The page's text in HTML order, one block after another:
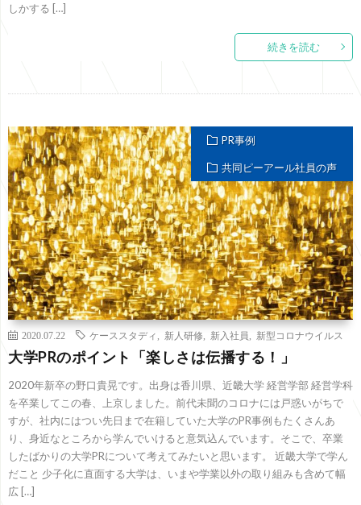
しかする […]
続きを読む
PR事例
共同ピーアール社員の声
2020.07.22 ケーススタディ 新人研修 新入社員 新型コロナウイルス
大学PRのポイント「楽しさは伝播する！」
2020年新卒の野口貴晃です。出身は香川県、近畿大学 経営学部 経営学科
を卒業してこの春、上京しました。前代未聞のコロナには戸惑いがちで
すが、社内にはつい先日まで在籍していた大学のPR事例もたくさんあ
り、身近なところから学んでいけると意気込んでいます。そこで、卒業
したばかりの大学PRについて考えてみたいと思います。 近畿大学で学ん
だこと 少子化に直面する大学は、いまや学業以外の取り組みも含めて幅
広 […]